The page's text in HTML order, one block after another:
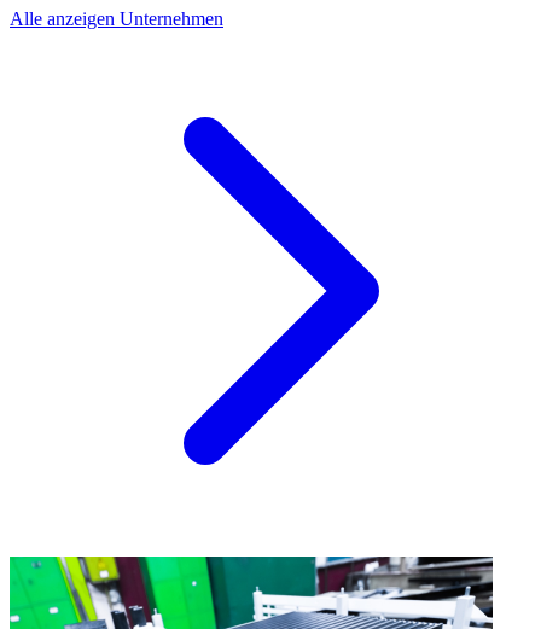
Alle anzeigen Unternehmen